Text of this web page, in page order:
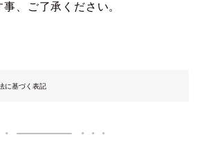
、ご了承ください。
に基づく表記